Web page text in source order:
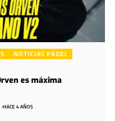
NOTICIAS PADEL
es máxima
HACE 4 AÑOS